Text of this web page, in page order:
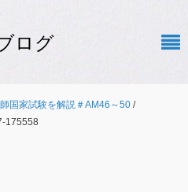
ログ
国家試験を解説＃AM46～50 /
175558